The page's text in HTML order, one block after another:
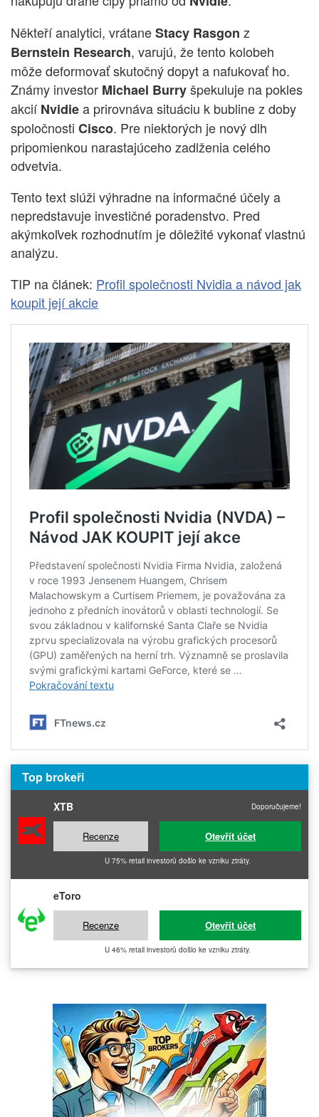
Někteří analytici, vrátaneStacy Rasgon z
Bernstein Research, varujú, že tento kolobeh
môže deformovať skutočný dopyt a nafukovať ho.
Známy investor Michael Burryšpekuluje na pokles
akciíNvidiea prirovnáva situáciu k bubline z doby
spoločnosti Cisco. Pre niektorých je nový dlh
pripomienkou narastajúceho zadlženia celého
odvetvia.
Tento text slúži výhradne na informačné účely a
nepredstavuje investičné poradenstvo. Pred
akýmkoľvek rozhodnutím je dôležité vykonať vlastnú
analýzu.
TIP na článek: Profil společnosti Nvidia a návod jak
koupit její akcie
Top brokeři
XTB Doporučujeme!
Recenze Otevřít účet
U 75% retail investorů došlo ke vzniku ztráty.
eToro
Recenze Otevřít účet
U 46% retail investorů došlo ke vzniku ztráty.